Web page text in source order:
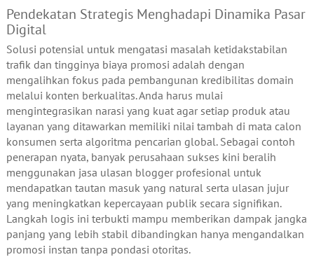
Pendekatan Strategis Menghadapi Dinamika Pasar
Digital
Solusi potensial untuk mengatasi masalah ketidakstabilan
trafik dan tingginya biaya promosi adalah dengan
mengalihkan fokus pada pembangunan kredibilitas domain
melalui konten berkualitas. Anda harus mulai
mengintegrasikan narasi yang kuat agar setiap produk atau
layanan yang ditawarkan memiliki nilai tambah di mata calon
konsumen serta algoritma pencarian global. Sebagai contoh
penerapan nyata, banyak perusahaan sukses kini beralih
menggunakan jasa ulasan blogger profesional untuk
mendapatkan tautan masuk yang natural serta ulasan jujur
yang meningkatkan kepercayaan publik secara signifikan.
Langkah logis ini terbukti mampu memberikan dampak jangka
panjang yang lebih stabil dibandingkan hanya mengandalkan
promosi instan tanpa pondasi otoritas.